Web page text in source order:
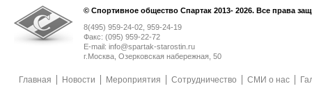
© Спортивное общество Спартак 2013- 2026. Все права
8(495) 959-24-02, 959-24-19
Факс: (095) 959-22-72
E-mail: info@spartak-starostin.ru
г.Москва, Озерковская набережная, 50
Главная Новости Мероприятия Сотрудничество СМИ о нас